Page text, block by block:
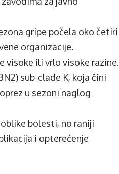
gripe počela oko četiri
organizacije.
visoke ili vrlo visoke razine.
sub-clade K, koja čini
u sezoni naglog
bolesti, no raniji
i opterećenje